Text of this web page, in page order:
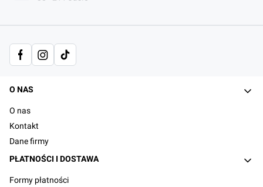
Linki w stopce
O NAS
O nas
Kontakt
Dane firmy
PŁATNOŚCI I DOSTAWA
Formy płatności